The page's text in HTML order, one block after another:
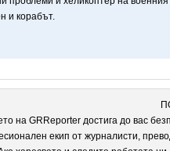
и корабът.
на GRReporter достига до вас
екип от журналисти,